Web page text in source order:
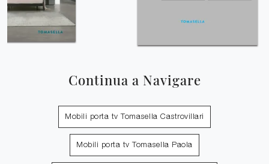
Continua a Navigare
Mobili porta tv Tomasella Castrovillari
Mobili porta tv Tomasella Paola